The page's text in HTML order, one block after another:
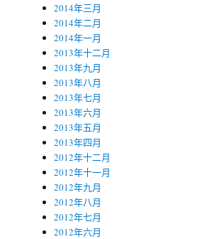
2014年三月
2014年二月
2014年一月
2013年十二月
2013年九月
2013年八月
2013年七月
2013年六月
2013年五月
2013年四月
2012年十二月
2012年十一月
2012年九月
2012年八月
2012年七月
2012年六月